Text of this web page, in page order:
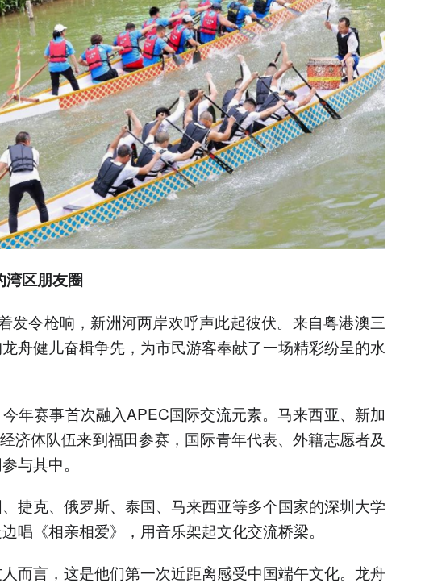
湾区朋友圈
发令枪响，新洲河两岸欢呼声此起彼伏。来自粤港澳三
舟健儿奋楫争先，为市民游客奉献了一场精彩纷呈的水
年赛事首次融入APEC国际交流元素。马来西亚、新加
济体队伍来到福田参赛，国际青年代表、外籍志愿者及
与其中。
捷克、俄罗斯、泰国、马来西亚等多个国家的深圳大学
唱《相亲相爱》，用音乐架起文化交流桥梁。
而言，这是他们第一次近距离感受中国端午文化。龙舟